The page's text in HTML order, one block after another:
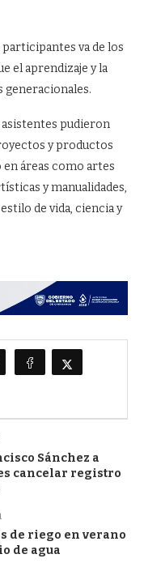
va de los
el aprendizaje y la
pudieron
y productos
áreas como artes
y manualidades,
de vida, ciencia y
Sánchez a
cancelar registro
de riego en verano
de agua